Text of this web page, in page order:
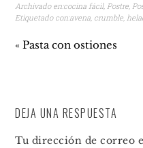
Archivado en:cocina fácil,Postre,
Etiquetado con:avena, crumble,
« Pasta con ostiones
DEJA UNA RESPUESTA
Tu dirección de correo